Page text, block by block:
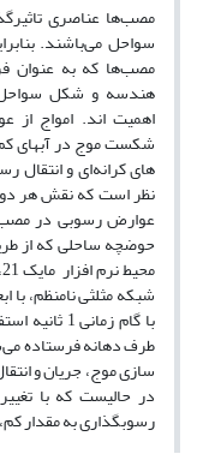
مصب‌ها عناصری
سواحل می‌باشند.
مصب‌ها که به عنوان
هندسه و شکل
اهمیت اند. امواج
شکست موج در آبهای
های کرانه‌ای و انتقال
نظر است که نقش هر
عوارض رسوبی در
حوضچه ساحلی که از
با گام
طرف دهانه فرستاده
سازی موج، جریان و
در حالیست که با
رسوبگذاری به مقدار